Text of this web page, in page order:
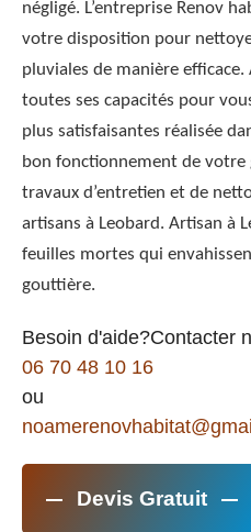
négligé. L’entreprise Renov
votre disposition pour
pluviales de manière
toutes ses capacités pour
plus satisfaisantes réalisée
bon fonctionnement de
travaux d’entretien et de
artisans à Leobard. Artisan à
feuilles mortes qui
gouttière.
Besoin d'aide?Contacter
06 70 48 10 16
ou
Devis Gratuit